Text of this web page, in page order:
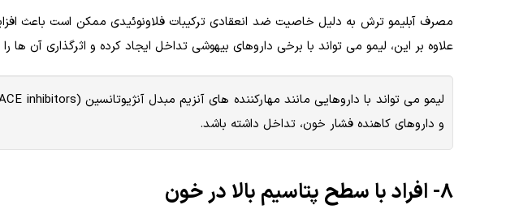
مصرف آبلیمو ترش به دلیل خاصیت ضد انعقادی ترکیبات فلاونوئیدی ممکن است باعث
علاوه بر این، لیمو می تواند با برخی داروهای بیهوشی تداخل ایجاد کرده و اثرگذاری آن
و داروهای کاهنده فشار خون، تداخل داشته باشد.
8- افراد با سطح پتاسیم بالا در خون